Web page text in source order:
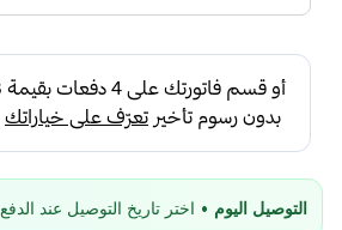
التوصيل اليوم • اختر تاريخ التوصيل عند الدفع